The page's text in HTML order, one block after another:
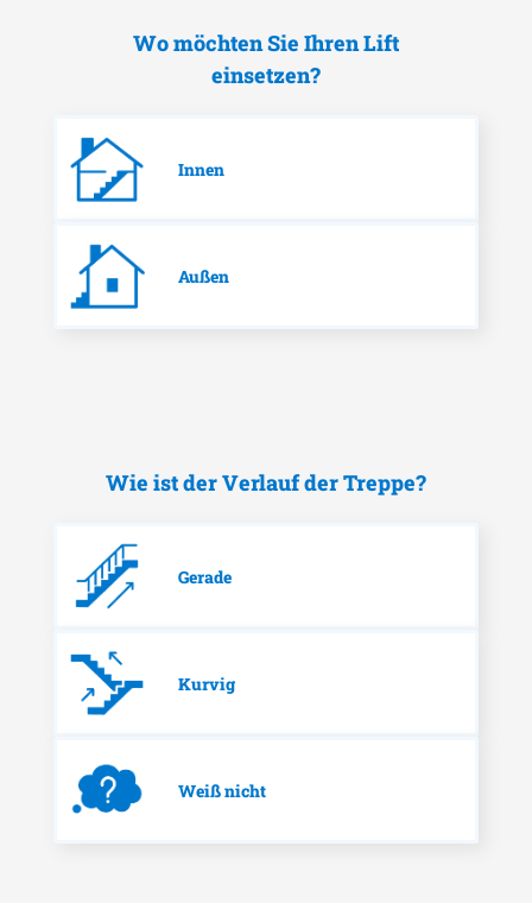
Wo möchten Sie Ihren Lift
einsetzen?
Innen
Außen
Wie ist der Verlauf der Treppe?
Gerade
Kurvig
Weiß nicht